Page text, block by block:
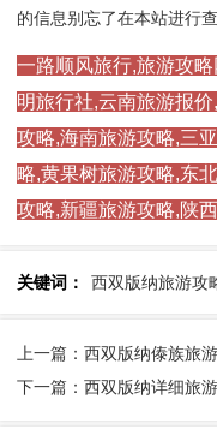
的信息别忘了在本站进行查
一路顺风旅行,旅游攻
明旅行社,云南旅游报
攻略,海南旅游攻略,三
略,黄果树旅游攻略,东
攻略,新疆旅游攻略,陕
关键词： 西双版纳旅游攻
上一篇：西双版纳傣族旅
下一篇：西双版纳详细旅